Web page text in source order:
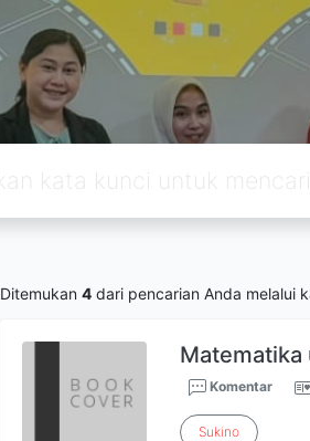
Ditemukan 4 dari pencarian Anda melalui
Matematika
Komentar
Sukino